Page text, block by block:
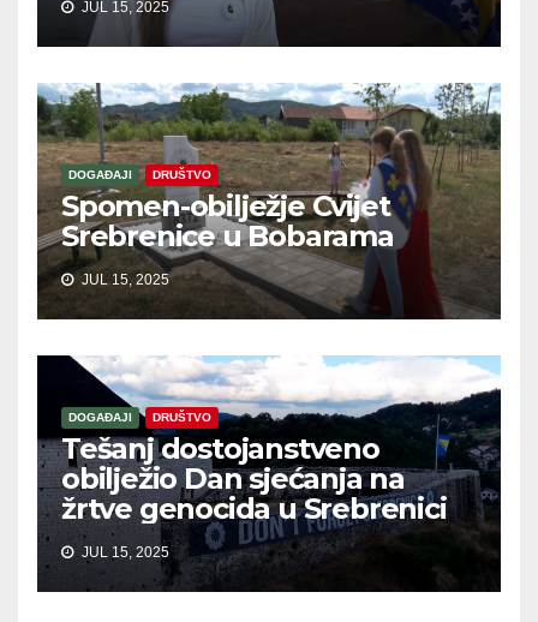
JUL 15, 2025
DOGAĐAJI DRUŠTVO
Spomen-obilježje Cvijet
Srebrenice u Bobarama
JUL 15, 2025
DOGAĐAJI DRUŠTVO
Tešanj dostojanstveno
obilježio Dan sjećanja na
žrtve genocida u Srebrenici
JUL 15, 2025